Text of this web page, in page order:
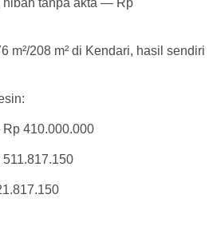
m²/208 m² di Kendari, hasil sendiri
410.000.000